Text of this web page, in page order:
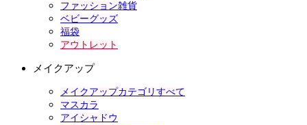
ファッション雑貨
ベビーグッズ
福袋
アウトレット
メイクアップ
メイクアップカテゴリすべて
マスカラ
アイシャドウ